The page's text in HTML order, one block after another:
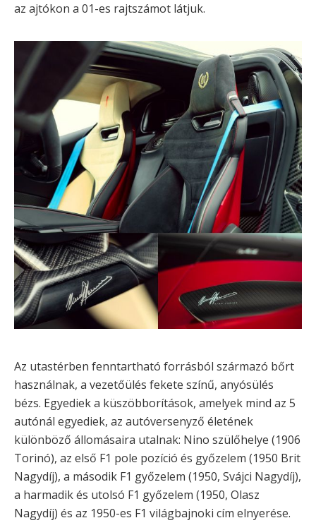
az ajtókon a 01-es rajtszámot látjuk.
Az utastérben fenntartható forrásból származó bőrt
használnak, a vezetőülés fekete színű, anyósülés
bézs. Egyediek a küszöbborítások, amelyek mind az 5
autónál egyediek, az autóversenyző életének
különböző állomásaira utalnak: Nino szülőhelye (1906
Torinó), az első F1 pole pozíció és győzelem (1950 Brit
Nagydíj), a második F1 győzelem (1950, Svájci Nagydíj),
a harmadik és utolsó F1 győzelem (1950, Olasz
Nagydíj) és az 1950-es F1 világbajnoki cím elnyerése.